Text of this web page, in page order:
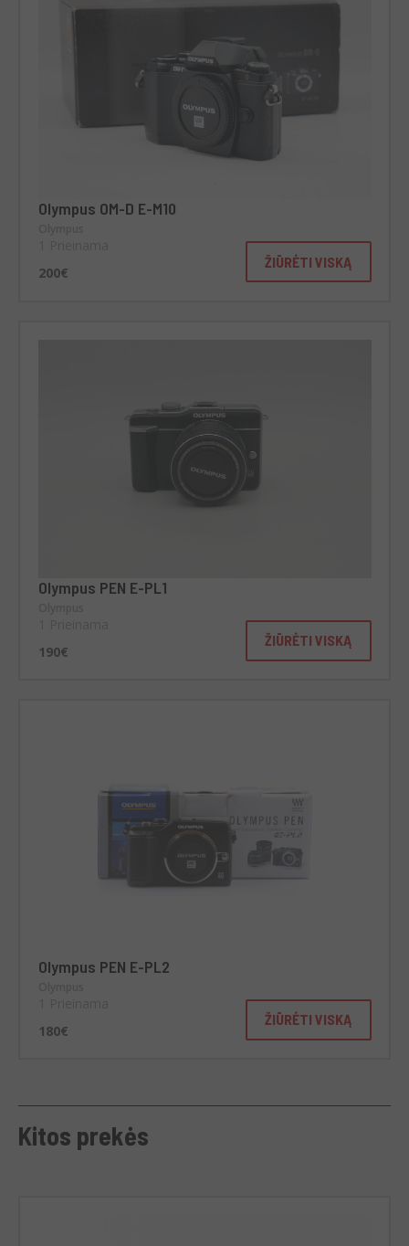
Olympus OM-D E-M10
200€
ŽIŪRĖTI VISKĄ
Olympus PEN E-PL1
190€
ŽIŪRĖTI VISKĄ
Olympus PEN E-PL2
180€
ŽIŪRĖTI VISKĄ
Kitos prekės